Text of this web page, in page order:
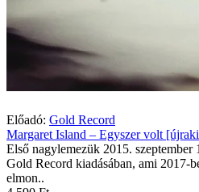
Előadó: Gold Record
Margaret Island – Egyszer volt
Első nagylemezük 2015.
Gold Record kiadásában, ami 2017-
elmon..